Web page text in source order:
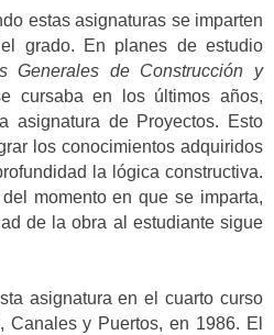
estas asignaturas se imparten
grado. En planes de estudio
Generales de Construcción y
cursaba en los últimos años,
asignatura de Proyectos. Esto
los conocimientos adquiridos
la lógica constructiva.
momento en que se imparta,
de la obra al estudiante sigue
asignatura en el cuarto curso
Canales y Puertos, en 1986. El